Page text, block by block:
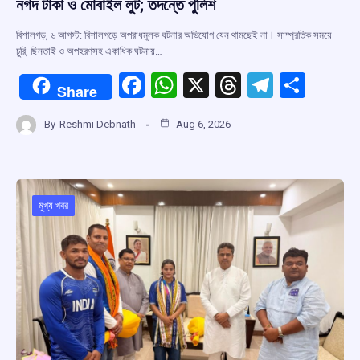
নগদ টাকা ও মোবাইল লুট; তদন্তে পুলিশ
বিশালগড়, ৬ আগস্ট: বিশালগড়ে অপরাধমূলক ঘটনার অভিযোগ যেন থামছেই না। সাম্প্রতিক সময়ে
চুরি, ছিনতাই ও অপহরণসহ একাধিক ঘটনায়…
Share
F
ce
o
o
k
W
at
A
p
p
X
T
d
s
T
a
m
By Reshmi Debnath Aug 6, 2026
মুখ্য খবর